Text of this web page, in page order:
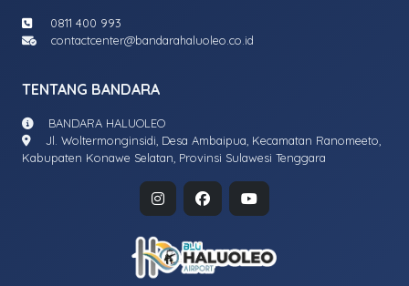
0811 400 993
contactcenter@bandarahaluoleo.co.id
TENTANG BANDARA
BANDARA HALUOLEO
Jl. Woltermonginsidi, Desa Ambaipua, Kecamatan Ranomeeto,
Kabupaten Konawe Selatan, Provinsi Sulawesi Tenggara